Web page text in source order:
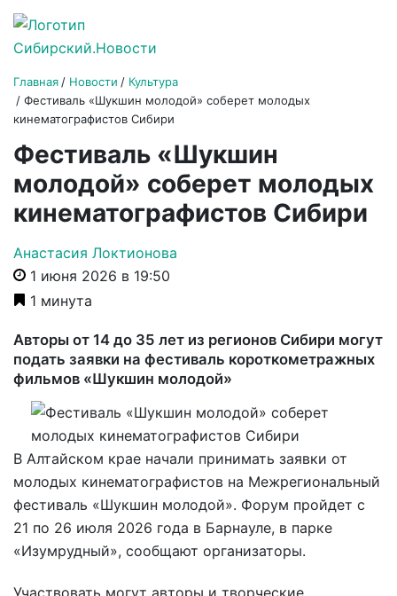
Главная Новости
Культура
Фестиваль «Шукшин молодой» соберет молодых
кинематографистов Сибири
Фестиваль «Шукшин
молодой» соберет молодых
кинематографистов Сибири
Анастасия Локтионова
1 июня 2026 в 19:50
1 минута
Авторы от 14 до 35 лет из регионов Сибири могут
подать заявки на фестиваль короткометражных
фильмов «Шукшин молодой»
В Алтайском крае начали принимать заявки от
молодых кинематографистов на Межрегиональный
фестиваль «Шукшин молодой». Форум пройдет с
21 по 26 июля 2026 года в Барнауле, в парке
«Изумрудный», сообщают организаторы.
Участвовать могут авторы и творческие